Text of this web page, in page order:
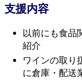
支援内容
以前にも食品
紹介
ワインの取り
に倉庫・配送